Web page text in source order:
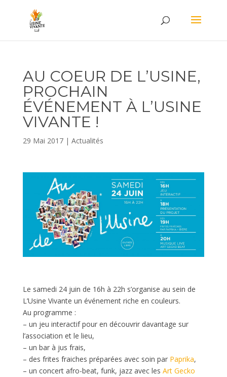
AU COEUR DE L’USINE,
PROCHAIN
ÉVÉNEMENT À L’USINE
VIVANTE !
29 Mai 2017| Actualités
Le samedi 24 juin de 16h à 22h s’organise au sein de
L’Usine Vivante un événement riche en couleurs.
Au programme :
– un jeu interactif pour en découvrir davantage sur
l’association et le lieu,
– un bar à jus frais,
– des frites fraiches préparées avec soin par Paprika,
– un concert afro-beat, funk, jazz avec les Art Gecko